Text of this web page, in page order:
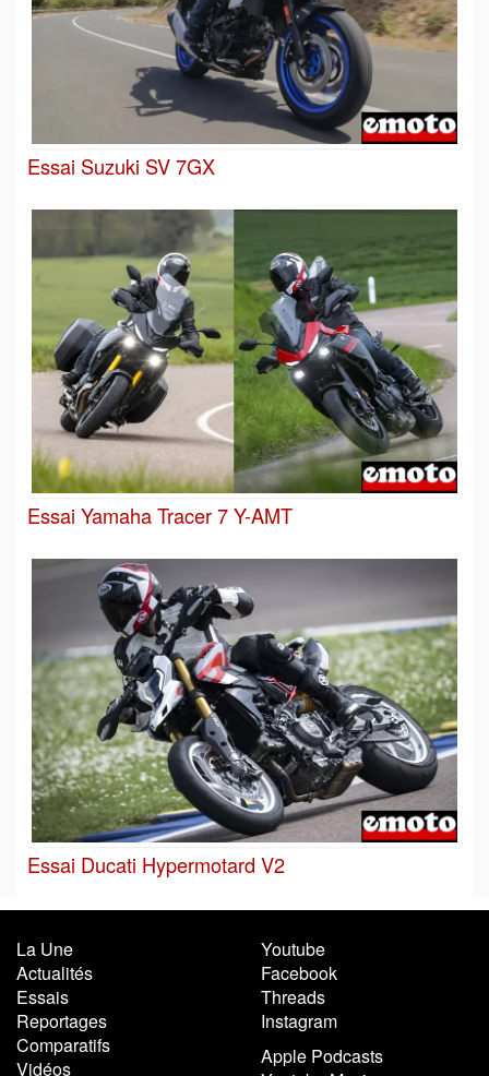
Essai Suzuki SV 7GX
Essai Yamaha Tracer 7 Y-AMT
Essai Ducati Hypermotard V2
La Une
Actualités
Essais
Reportages
Comparatifs
Vidéos
Youtube
Facebook
Threads
Instagram
Apple Podcasts